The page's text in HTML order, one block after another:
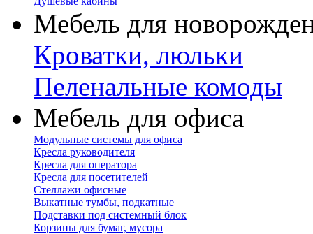
Мебель для
Кроватки, люльки
Пеленальные комоды
Мебель для офиса
Модульные системы для офиса
Кресла руководителя
Кресла для оператора
Кресла для посетителей
Стеллажи офисные
Выкатные тумбы, подкатные
Подставки под системный блок
Корзины для бумаг, мусора